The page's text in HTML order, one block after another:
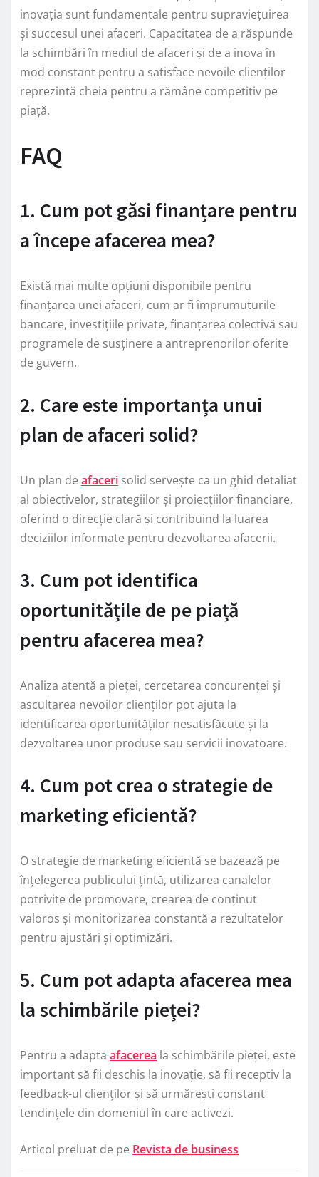
inovația sunt fundamentale pentru supraviețuirea
și succesul unei afaceri. Capacitatea de a răspunde
la schimbări în mediul de afaceri și de a inova în
mod constant pentru a satisface nevoile clienților
reprezintă cheia pentru a rămâne competitiv pe
piață.
FAQ
1. Cum pot găsi finanțare pentru
a începe afacerea mea?
Există mai multe opțiuni disponibile pentru
finanțarea unei afaceri, cum ar fi împrumuturile
bancare, investițiile private, finanțarea colectivă sau
programele de susținere a antreprenorilor oferite
de guvern.
2. Care este importanța unui
plan de afaceri solid?
Un plan de afaceri solid servește ca un ghid detaliat
al obiectivelor, strategiilor și proiecțiilor financiare,
oferind o direcție clară și contribuind la luarea
deciziilor informate pentru dezvoltarea afacerii.
3. Cum pot identifica
oportunitățile de pe piață
pentru afacerea mea?
Analiza atentă a pieței, cercetarea concurenței și
ascultarea nevoilor clienților pot ajuta la
identificarea oportunităților nesatisfăcute și la
dezvoltarea unor produse sau servicii inovatoare.
4. Cum pot crea o strategie de
marketing eficientă?
O strategie de marketing eficientă se bazează pe
înțelegerea publicului țintă, utilizarea canalelor
potrivite de promovare, crearea de conținut
valoros și monitorizarea constantă a rezultatelor
pentru ajustări și optimizări.
5. Cum pot adapta afacerea mea
la schimbările pieței?
Pentru a adapta afacerea la schimbările pieței, este
important să fii deschis la inovație, să fii receptiv la
feedback-ul clienților și să urmărești constant
tendințele din domeniul în care activezi.
Articol preluat de pe Revista de business